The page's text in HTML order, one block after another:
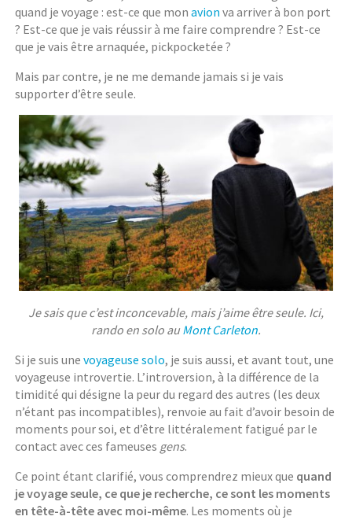
quand je voyage : est-ce que monavionva arriver à bon port
? Est-ce que je vais réussir à me faire comprendre ? Est-ce
que je vais être arnaquée, pickpocketée ?
Mais par contre, je ne me demande jamais si je vais
supporter d’être seule.
Je sais que c’est inconcevable, mais j’aime être seule. Ici,
rando en solo auMont Carleton.
Si je suis unevoyageuse solo, je suis aussi, et avant tout, une
voyageuse introvertie. L’introversion, à la différence de la
timidité qui désigne la peur du regard des autres (les deux
n’étant pas incompatibles), renvoie au fait d’avoir besoin de
moments pour soi, et d’être littéralement fatigué par le
contact avec ces fameuses gens.
Ce point étant clarifié, vous comprendrez mieux que quand
je voyage seule, ce que je recherche, ce sont les moments
en tête-à-tête avec moi-même. Les moments où je